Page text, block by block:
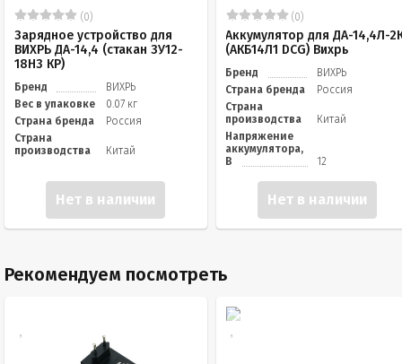
(0)
Зарядное устройство для
ВИХРЬ ДА-14,4 (стакан ЗУ12-
18Н3 КР)
Бренд
ВИХРЬ
Вес в упаковке
0.07 кг
Страна бренда
Россия
Страна
производства
Китай
Нет в наличии
(0)
Аккумулятор для ДА-14,4Л-
(АКБ14Л1 DCG) Вихрь
Бренд
ВИХРЬ
Страна бренда
Россия
Страна
производства
Китай
Напряжение
аккумулятора,
В
12
Нет в наличии
Рекомендуем посмотреть